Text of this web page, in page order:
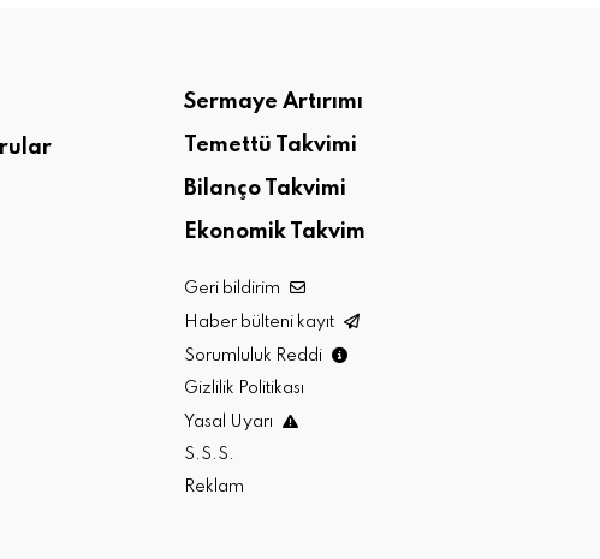
Sermaye Artırımı
Temettü Takvimi
Bilanço Takvimi
Ekonomik Takvim
Geri bildirim
Haber bülteni kayıt
Sorumluluk Reddi
Gizlilik Politikası
Yasal Uyarı
S.S.S.
Reklam